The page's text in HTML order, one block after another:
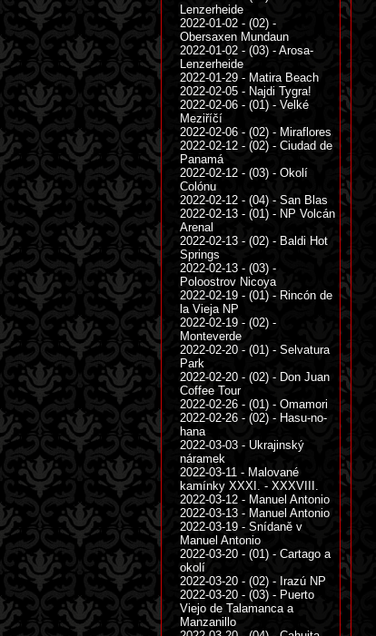
Lenzerheide
2022-01-02 - (02) -
Obersaxen Mundaun
2022-01-02 - (03) - Arosa-
Lenzerheide
2022-01-29 - Matira Beach
2022-02-05 - Najdi Tygra!
2022-02-06 - (01) - Velké
Meziříčí
2022-02-06 - (02) - Miraflores
2022-02-12 - (02) - Ciudad de
Panamá
2022-02-12 - (03) - Okolí
Colónu
2022-02-12 - (04) - San Blas
2022-02-13 - (01) - NP Volcán
Arenal
2022-02-13 - (02) - Baldi Hot
Springs
2022-02-13 - (03) -
Poloostrov Nicoya
2022-02-19 - (01) - Rincón de
la Vieja NP
2022-02-19 - (02) -
Monteverde
2022-02-20 - (01) - Selvatura
Park
2022-02-20 - (02) - Don Juan
Coffee Tour
2022-02-26 - (01) - Omamori
2022-02-26 - (02) - Hasu-no-
hana
2022-03-03 - Ukrajinský
náramek
2022-03-11 - Malované
kamínky XXXI. - XXXVIII.
2022-03-12 - Manuel Antonio
2022-03-13 - Manuel Antonio
2022-03-19 - Snídaně v
Manuel Antonio
2022-03-20 - (01) - Cartago a
okolí
2022-03-20 - (02) - Irazú NP
2022-03-20 - (03) - Puerto
Viejo de Talamanca a
Manzanillo